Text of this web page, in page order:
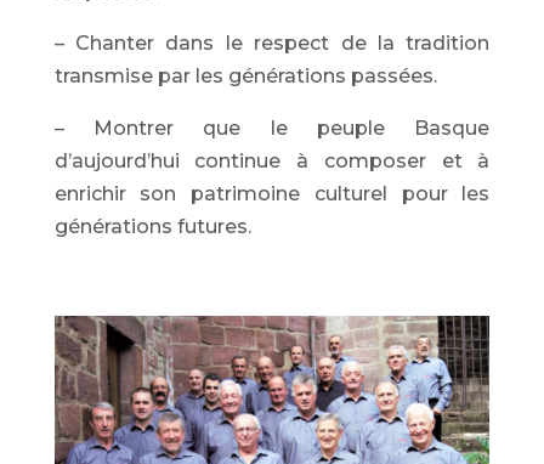
– Chanter dans le respect de la tradition
transmise par les générations passées.
– Montrer que le peuple Basque
d’aujourd’hui continue à composer et à
enrichir son patrimoine culturel pour les
générations futures.